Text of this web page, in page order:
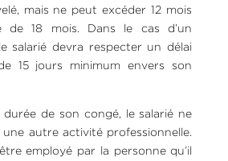
mais ne peut excéder 12 mois
de 18 mois. Dans le cas d’un
salarié devra respecter un délai
15 jours minimum envers son
de son congé, le salarié ne
autre activité professionnelle.
employé par la personne qu’il